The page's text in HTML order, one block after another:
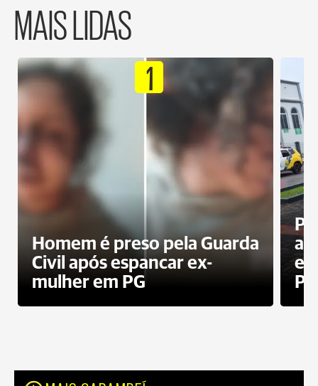
MAIS LIDAS
1
Homem é preso pela Guarda
Civil após espancar ex-
mulher em PG